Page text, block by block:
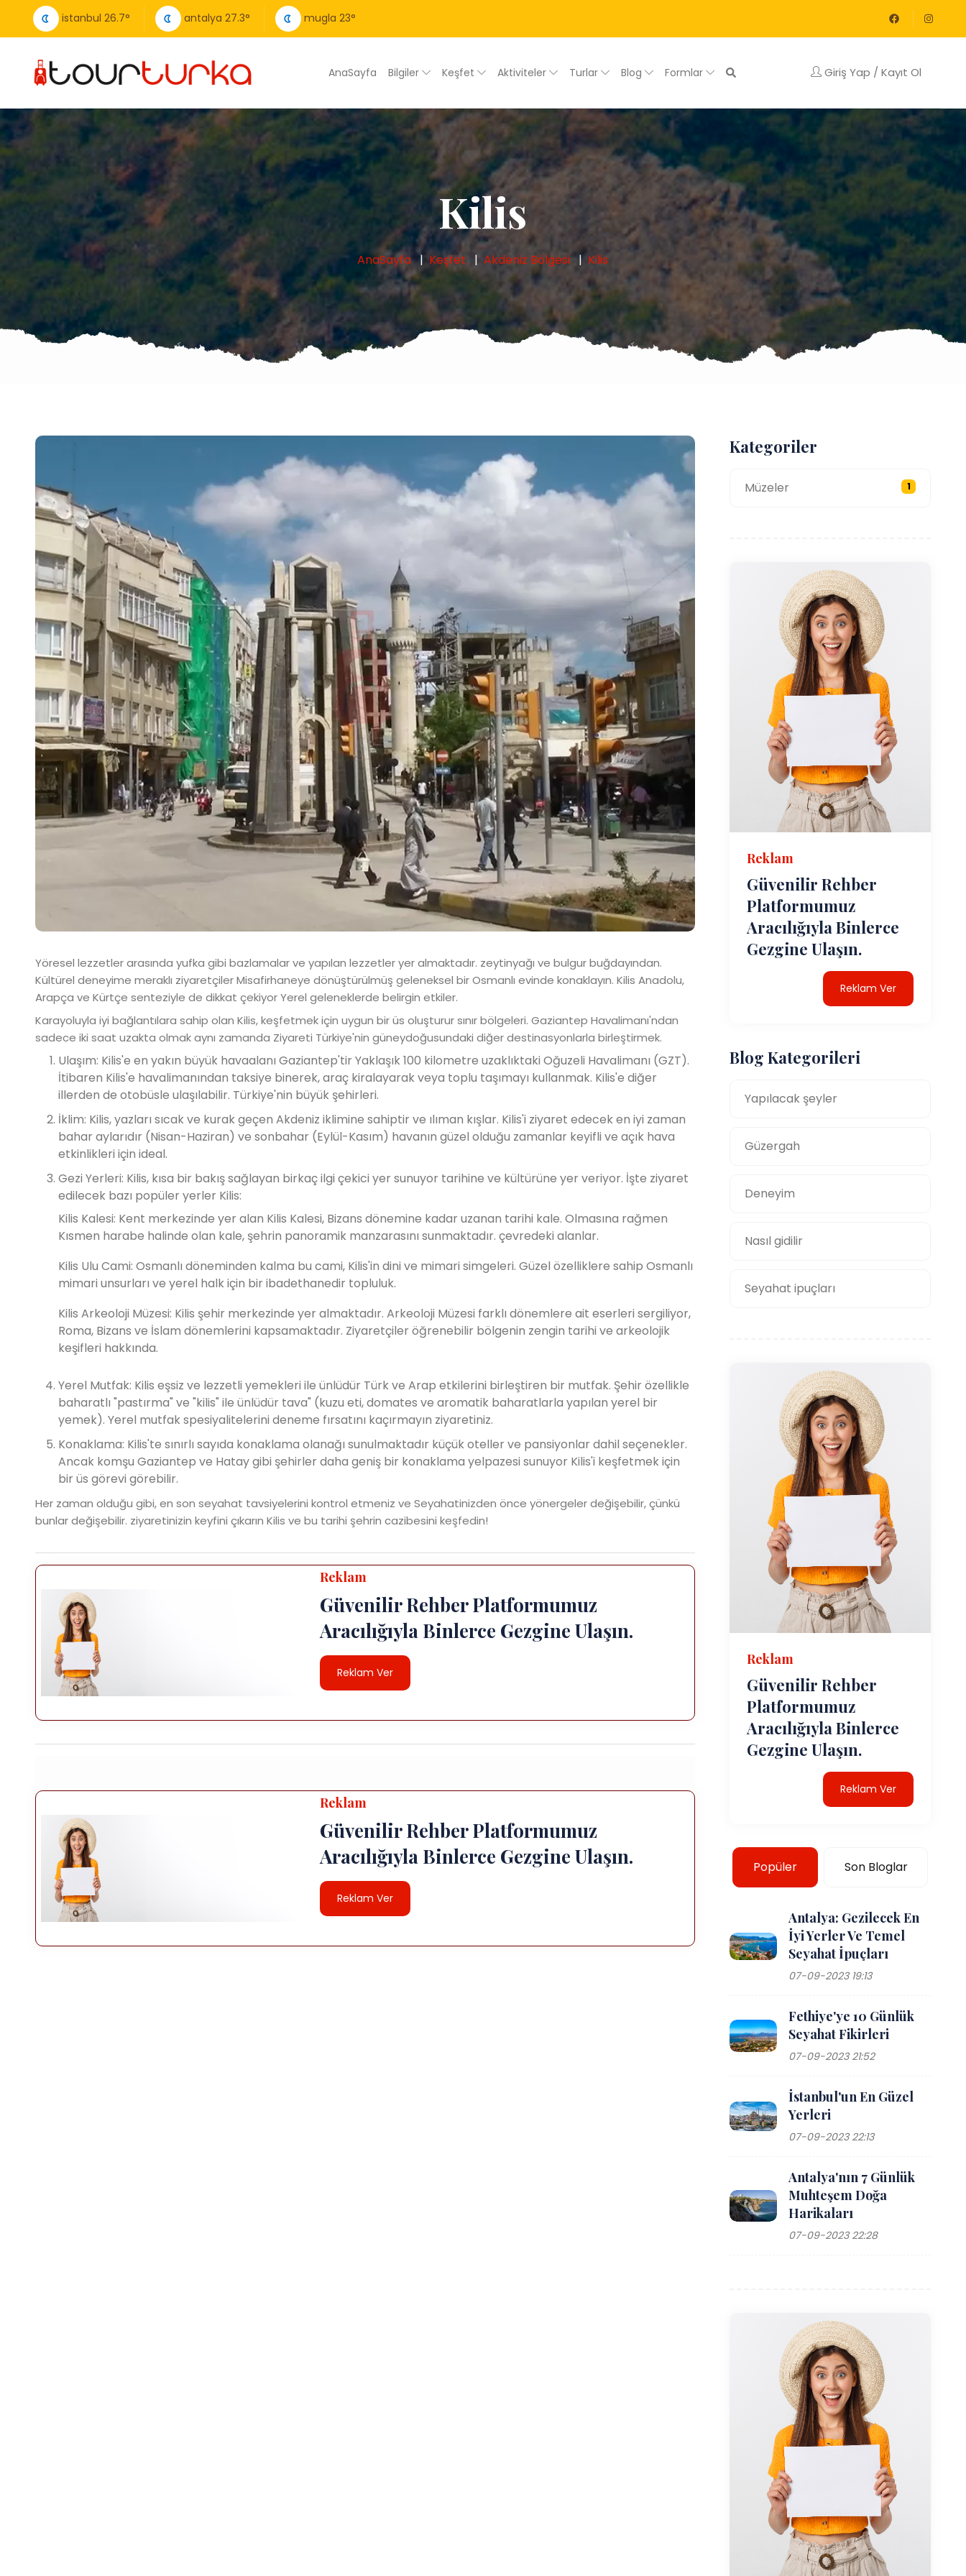
istanbul 26.7° antalya 27.3° mugla 23°
AnaSayfa Bilgiler Keşfet Aktiviteler Turlar Blog Formlar Giriş Yap / Kayıt Ol
Kilis
AnaSayfa Keşfet Akdeniz Bölgesi Kilis
Yöresel lezzetler arasında yufka gibi bazlamalar ve yapılan lezzetler yer almaktadır. zeytinyağı ve bulgur buğdayından.
Kültürel deneyime meraklı ziyaretçiler Misafirhaneye dönüştürülmüş geleneksel bir Osmanlı evinde konaklayın. Kilis Anadolu,
Arapça ve Kürtçe senteziyle de dikkat çekiyor Yerel geleneklerde belirgin etkiler.
Karayoluyla iyi bağlantılara sahip olan Kilis, keşfetmek için uygun bir üs oluşturur sınır bölgeleri. Gaziantep Havalimanı'ndan
sadece iki saat uzakta olmak aynı zamanda Ziyareti Türkiye'nin güneydoğusundaki diğer destinasyonlarla birleştirmek.
Ulaşım: Kilis'e en yakın büyük havaalanı Gaziantep'tir Yaklaşık 100 kilometre uzaklıktaki Oğuzeli Havalimanı (GZT).
İtibaren Kilis'e havalimanından taksiye binerek, araç kiralayarak veya toplu taşımayı kullanmak. Kilis'e diğer
illerden de otobüsle ulaşılabilir. Türkiye'nin büyük şehirleri.
İklim: Kilis, yazları sıcak ve kurak geçen Akdeniz iklimine sahiptir ve ılıman kışlar. Kilis'i ziyaret edecek en iyi zaman
bahar aylarıdır (Nisan-Haziran) ve sonbahar (Eylül-Kasım) havanın güzel olduğu zamanlar keyifli ve açık hava
etkinlikleri için ideal.
Gezi Yerleri: Kilis, kısa bir bakış sağlayan birkaç ilgi çekici yer sunuyor tarihine ve kültürüne yer veriyor. İşte ziyaret
edilecek bazı popüler yerler Kilis:
Kilis Kalesi: Kent merkezinde yer alan Kilis Kalesi, Bizans dönemine kadar uzanan tarihi kale. Olmasına rağmen
Kısmen harabe halinde olan kale, şehrin panoramik manzarasını sunmaktadır. çevredeki alanlar.
Kilis Ulu Cami: Osmanlı döneminden kalma bu cami, Kilis'in dini ve mimari simgeleri. Güzel özelliklere sahip Osmanlı
mimari unsurları ve yerel halk için bir ibadethanedir topluluk.
Kilis Arkeoloji Müzesi: Kilis şehir merkezinde yer almaktadır. Arkeoloji Müzesi farklı dönemlere ait eserleri sergiliyor,
Roma, Bizans ve İslam dönemlerini kapsamaktadır. Ziyaretçiler öğrenebilir bölgenin zengin tarihi ve arkeolojik
keşifleri hakkında.
Yerel Mutfak: Kilis eşsiz ve lezzetli yemekleri ile ünlüdür Türk ve Arap etkilerini birleştiren bir mutfak. Şehir özellikle
baharatlı "pastırma" ve "kilis" ile ünlüdür tava" (kuzu eti, domates ve aromatik baharatlarla yapılan yerel bir
yemek). Yerel mutfak spesiyalitelerini deneme fırsatını kaçırmayın ziyaretiniz.
Konaklama: Kilis'te sınırlı sayıda konaklama olanağı sunulmaktadır küçük oteller ve pansiyonlar dahil seçenekler.
Ancak komşu Gaziantep ve Hatay gibi şehirler daha geniş bir konaklama yelpazesi sunuyor Kilis'i keşfetmek için
bir üs görevi görebilir.
Her zaman olduğu gibi, en son seyahat tavsiyelerini kontrol etmeniz ve Seyahatinizden önce yönergeler değişebilir, çünkü
bunlar değişebilir. ziyaretinizin keyfini çıkarın Kilis ve bu tarihi şehrin cazibesini keşfedin!
Reklam
Güvenilir Rehber Platformumuz
Aracılığıyla Binlerce Gezgine Ulaşın.
Reklam Ver
Reklam
Güvenilir Rehber Platformumuz
Aracılığıyla Binlerce Gezgine Ulaşın.
Reklam Ver
Kategoriler
Müzeler 1
Reklam
Güvenilir Rehber
Platformumuz
Aracılığıyla Binlerce
Gezgine Ulaşın.
Reklam Ver
Blog Kategorileri
Yapılacak şeyler
Güzergah
Deneyim
Nasıl gidilir
Seyahat ipuçları
Reklam
Güvenilir Rehber
Platformumuz
Aracılığıyla Binlerce
Gezgine Ulaşın.
Reklam Ver
Popüler Son Bloglar
Antalya: Gezilecek En
İyi Yerler Ve Temel
Seyahat İpuçları
07-09-2023 19:13
Fethiye'ye 10 Günlük
Seyahat Fikirleri
07-09-2023 21:52
İstanbul'un En Güzel
Yerleri
07-09-2023 22:13
Antalya'nın 7 Günlük
Muhteşem Doğa
Harikaları
07-09-2023 22:28